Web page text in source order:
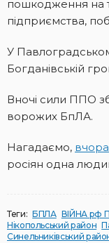
пошкодження на
підприємства,
У
Богданівській
Вночі сили ППО
ворожих БпЛА.
Нагадаємо, вчора
росіян одна
Теги: БПЛА ВІЙНА рф
Нікопольський район
Синельниківський